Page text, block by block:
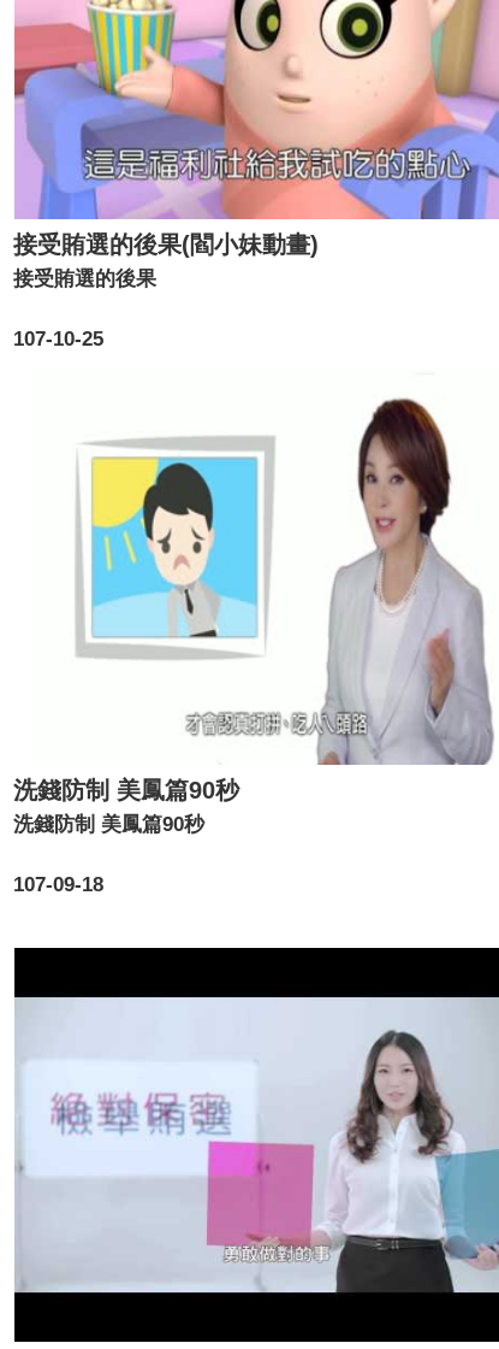
接受賄選的後果(閻小妹動畫)
107-10-25
接受賄選的後果
洗錢防制 美鳳篇90秒
107-09-18
洗錢防制 美鳳篇90秒